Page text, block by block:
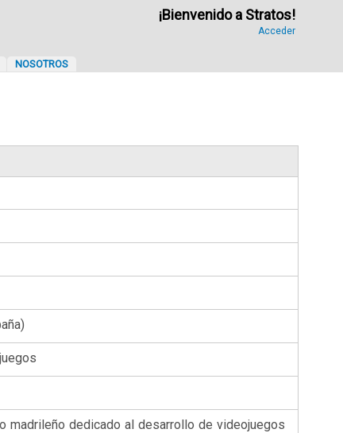
¡Bienvenido a Stratos!
Acceder
NOSOTROS
madrileño dedicado al desarrollo de videojuegos